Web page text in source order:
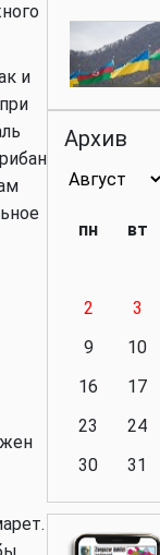
и
Политика
Аналитика
Архив
пн вт
2
3
9
10
16
17
23
24
30
31